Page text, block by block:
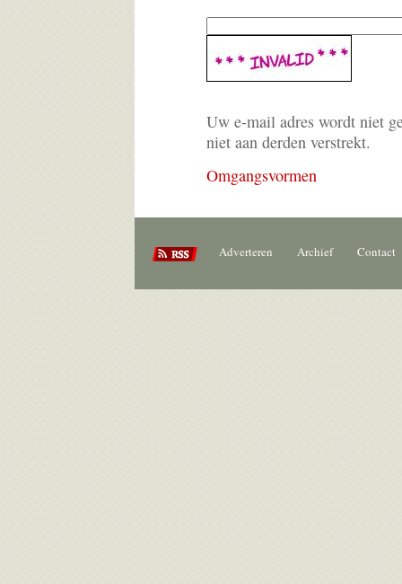
Uw e-mail adres wordt niet
niet aan derden verstrekt.
Omgangsvormen
Adverteren Archief Contact